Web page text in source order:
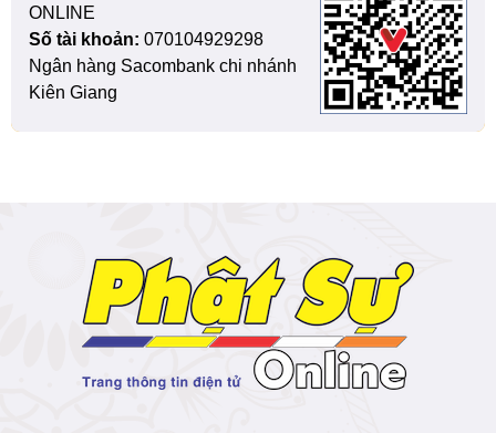
ONLINE
Số tài khoản: 070104929298
Ngân hàng Sacombank chi nhánh
Kiên Giang